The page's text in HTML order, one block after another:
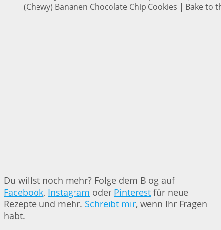
(Chewy) Bananen Chocolate Chip Cookies | Bake to
Du willst noch mehr? Folge dem Blog auf
Facebook, Instagram oder Pinterest für neue
Rezepte und mehr. Schreibt mir, wenn Ihr Fragen
habt.